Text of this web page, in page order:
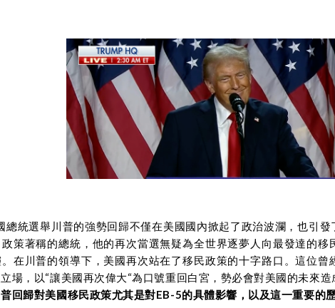
總統選舉川普的強勢回歸不僅在美國國內掀起了政治波瀾，也引
政策著稱的總統，他的再次當選無疑為全世界逐夢人向最發達的
在川普的領導下，美國再次站在了移民政策的十字路口。這位
場，以“讓美國再次偉大“為口號重回白宮，勢必會對美國的未來造
回歸對美國移民政策尤其是對EB-5的具體影響，以及這一重要的